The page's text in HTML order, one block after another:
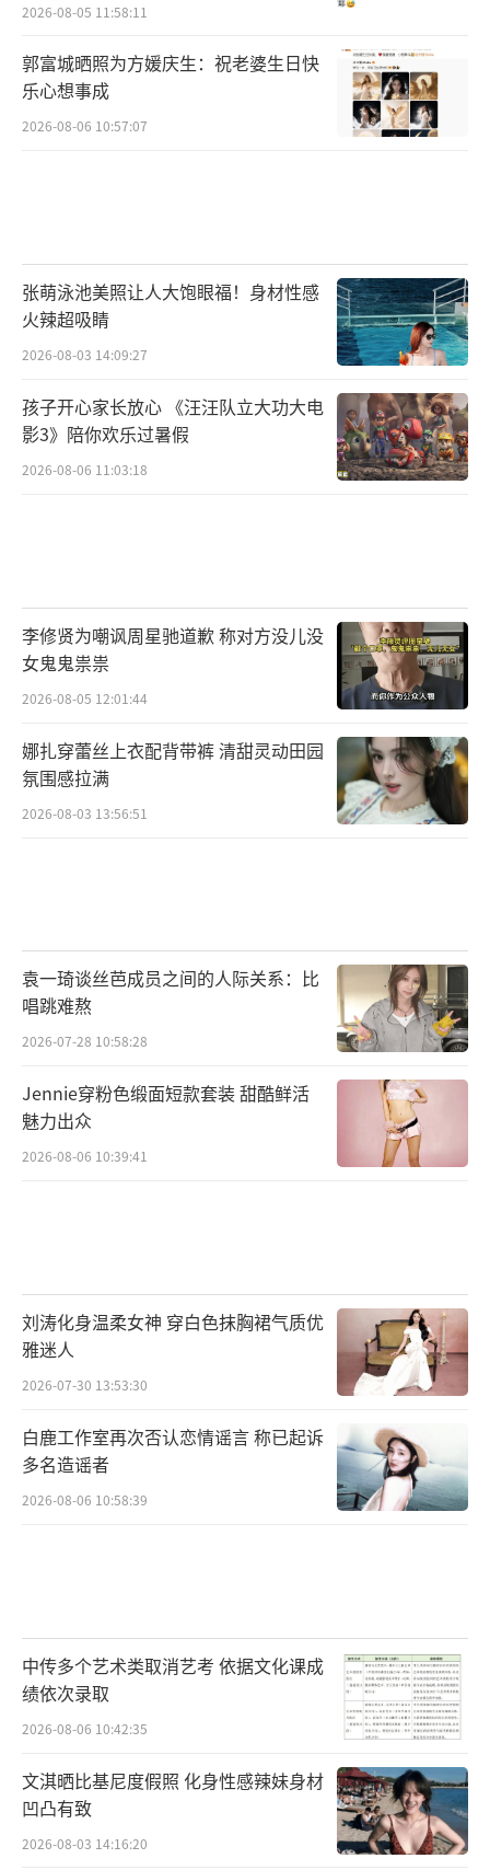
2026-08-05 11:58:11
郭富城晒照为方媛庆生：祝老婆生日快
乐心想事成
2026-08-06 10:57:07
张萌泳池美照让人大饱眼福！身材性感
火辣超吸睛
2026-08-03 14:09:27
孩子开心家长放心 《汪汪队立大功大电
影3》陪你欢乐过暑假
2026-08-06 11:03:18
李修贤为嘲讽周星驰道歉 称对方没儿没
女鬼鬼祟祟
2026-08-05 12:01:44
娜扎穿蕾丝上衣配背带裤 清甜灵动田园
氛围感拉满
2026-08-03 13:56:51
袁一琦谈丝芭成员之间的人际关系：比
唱跳难熬
2026-07-28 10:58:28
Jennie穿粉色缎面短款套装 甜酷鲜活
魅力出众
2026-08-06 10:39:41
刘涛化身温柔女神 穿白色抹胸裙气质优
雅迷人
2026-07-30 13:53:30
白鹿工作室再次否认恋情谣言 称已起诉
多名造谣者
2026-08-06 10:58:39
中传多个艺术类取消艺考 依据文化课成
绩依次录取
2026-08-06 10:42:35
文淇晒比基尼度假照 化身性感辣妹身材
凹凸有致
2026-08-03 14:16:20